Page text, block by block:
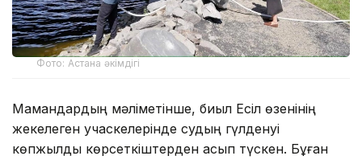
Фото: Астана әкімдігі
Мамандардың мәліметінше, биыл Есіл өзенінің
жекелеген учаскелерінде судың гүлденуі
көпжылдық көрсеткіштерден асып түскен. Бұған